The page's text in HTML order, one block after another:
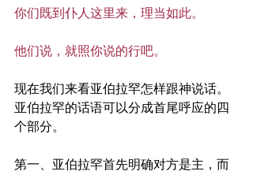
你们既到仆人这里来，理当如此。
他们说，就照你说的行吧。
现在我们来看亚伯拉罕怎样跟神说话。
亚伯拉罕的话语可以分成首尾呼应的四
个部分。
第一、亚伯拉罕首先明确对方是主，而